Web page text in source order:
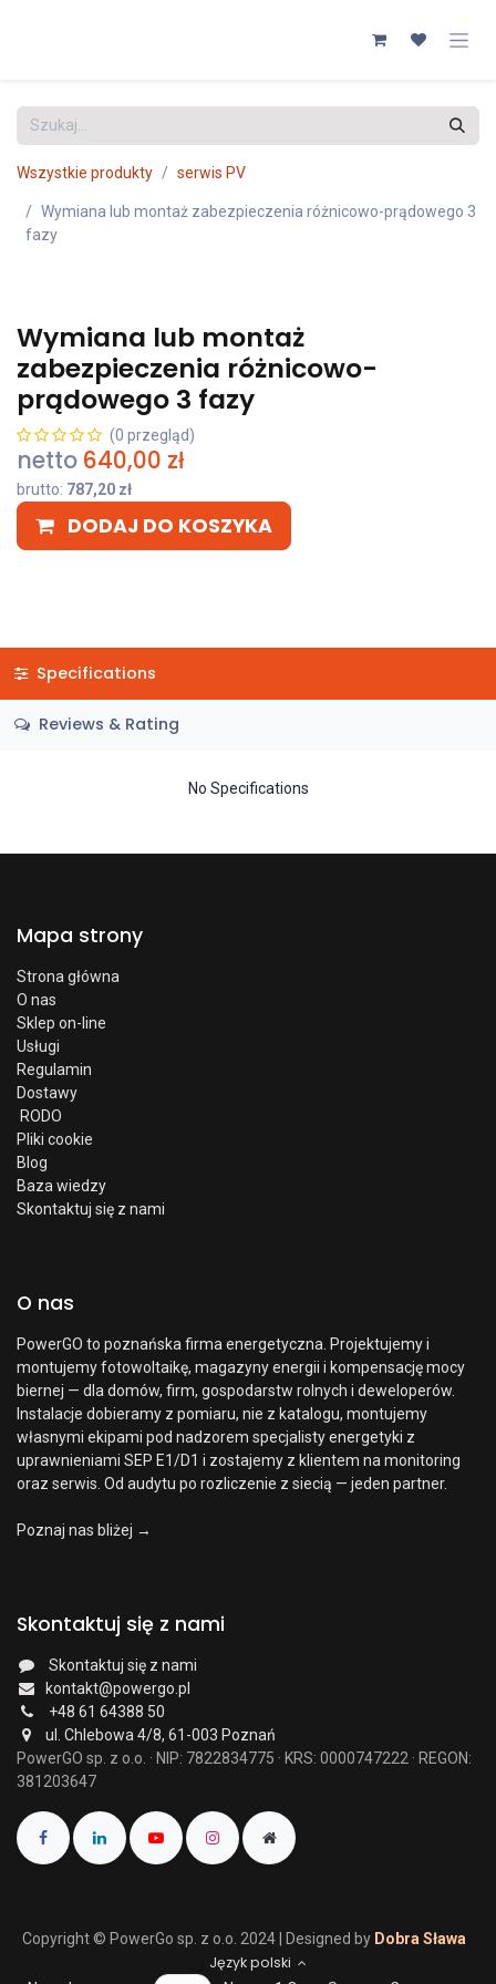
Wszystkie produkty serwis PV
Wymiana lub montaż zabezpieczenia różnicowo-prądowego 3
fazy
Wymiana lub montaż
zabezpieczenia różnicowo-
prądowego 3 fazy
(0 przegląd)
netto 640,00 zł
brutto: 787,20 zł
DODAJ DO KOSZYKA
Specifications
Reviews & Rating
No Specifications
Mapa strony
Strona główna
O nas
Sklep on-line
Usługi
Regulamin
Dostawy
RODO
Pliki cookie
Blog
Baza wiedzy
Skontaktuj się z nami
O nas
PowerGO to poznańska firma energetyczna. Projektujemy i
montujemy fotowoltaikę, magazyny energii i kompensację mocy
biernej — dla domów, firm, gospodarstw rolnych i deweloperów.
Instalacje dobieramy z pomiaru, nie z katalogu, montujemy
własnymi ekipami pod nadzorem specjalisty energetyki z
uprawnieniami SEP E1/D1 i zostajemy z klientem na monitoring
oraz serwis. Od audytu po rozliczenie z siecią — jeden partner.
Poznaj nas bliżej →
Skontaktuj się z nami
Skontaktuj się z nami
kontakt@powergo.pl
+48 61 64388 50
ul. Chlebowa 4/8, 61-003 Poznań
PowerGO sp. z o.o. · NIP: 7822834775 · KRS: 0000747222 · REGON:
381203647
Copyright © PowerGo sp. z o.o. 2024 | Designed by Dobra Sława
Język polski